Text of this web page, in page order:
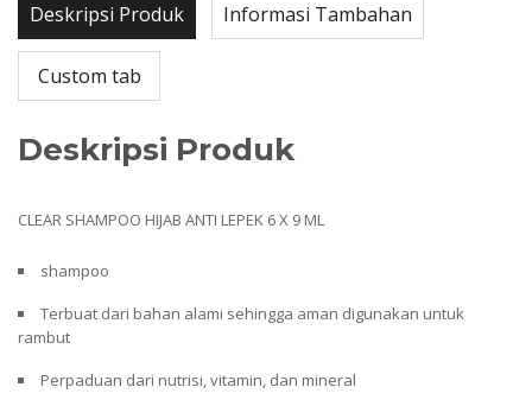
Deskripsi Produk Informasi Tambahan
Custom tab
Deskripsi Produk
CLEAR SHAMPOO HIJAB ANTI LEPEK 6 X 9 ML
shampoo
Terbuat dari bahan alami sehingga aman digunakan untuk
rambut
Perpaduan dari nutrisi, vitamin, dan mineral